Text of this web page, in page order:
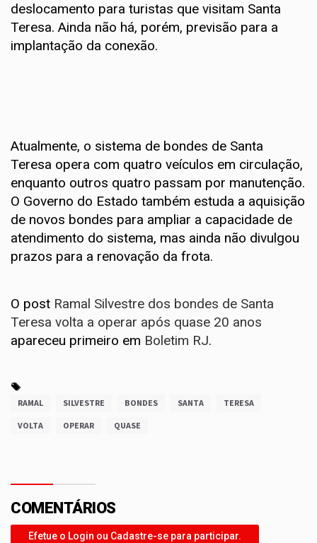
deslocamento para turistas que visitam Santa
Teresa. Ainda não há, porém, previsão para a
implantação da conexão.
Atualmente, o sistema de bondes de Santa
Teresa opera com quatro veículos em circulação,
enquanto outros quatro passam por manutenção.
O Governo do Estado também estuda a aquisição
de novos bondes para ampliar a capacidade de
atendimento do sistema, mas ainda não divulgou
prazos para a renovação da frota.
O post Ramal Silvestre dos bondes de Santa
Teresa volta a operar após quase 20 anos
apareceu primeiro em Boletim RJ.
RAMAL SILVESTRE BONDES SANTA TERESA
VOLTA OPERAR QUASE
COMENTÁRIOS
Efetue o Login ou Cadastre-se para participar.